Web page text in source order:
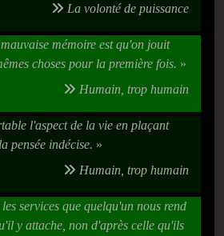
La volonté de puissance
mémoire est qu'on jouit
choses pour la première fois. »
Humain, trop humain
l'aspect de la vie en plaçant
pensée indécise. »
Humain, trop humain
services que quelqu'un nous rend
y attache, non d'après celle qu'ils